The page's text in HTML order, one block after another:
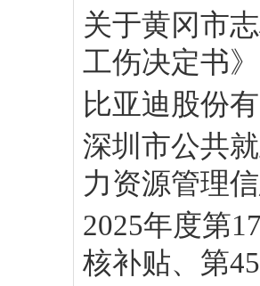
关于黄冈市
工伤决定书
比亚迪股份
深圳市公共
力资源管理
2025年度第
核补贴、第